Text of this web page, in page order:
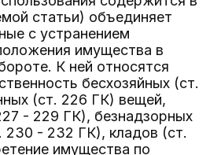
статьи) объединяет
с устранением
имущества в
К ней относятся
бесхозяйных (ст.
(ст. 226 ГК) вещей,
- 229 ГК), безнадзорных
230 - 232 ГК), кладов (ст.
имущества по